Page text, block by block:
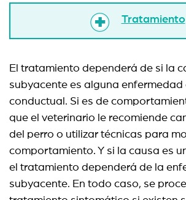
Tratamiento
El tratamiento dependerá de si la
subyacente es alguna enfermedad
conductual. Si es de
que el veterinario le recomiende
del perro o utilizar técnicas para
comportamiento. Y si la causa es
el tratamiento dependerá de la
subyacente. En todo caso, se